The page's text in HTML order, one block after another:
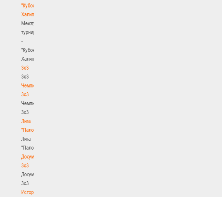
"Кубок
Халипского"
Международный
турнир
-
"Кубок
Халипского"
3x3
3x3
Чемпионат
3х3
Чемпионат
3х3
Лига
"Палова"
Лига
"Палова"
Документы
3х3
Документы
3х3
История